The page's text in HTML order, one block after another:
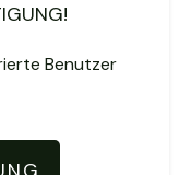
Benutzer